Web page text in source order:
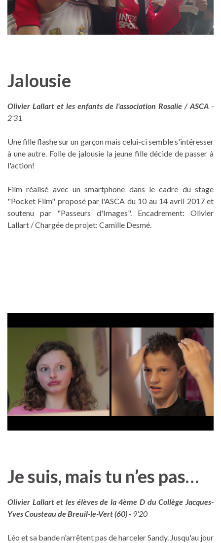
Jalousie
Olivier Lallart et les enfants de l'association Rosalie / ASCA -
2'31
Une fille flashe sur un garçon mais celui-ci semble s'intéresser
à une autre. Folle de jalousie la jeune fille décide de passer à
l'action!
Film réalisé avec un smartphone dans le cadre du stage
"Pocket Film" proposé par l'ASCA du 10 au 14 avril 2017 et
soutenu par "Passeurs d'Images". Encadrement: Olivier
Lallart / Chargée de projet: Camille Desmé.
Je suis, mais tu n’es pas…
Olivier Lallart et les élèves de la 4ème D du Collège Jacques-
Yves Cousteau de Breuil-le-Vert (60)- 9'20
Léo et sa bande n'arrêtent pas de harceler Sandy. Jusqu'au jour